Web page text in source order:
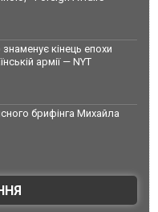
кінець епохи
армії — NYT
брифінга Михайла